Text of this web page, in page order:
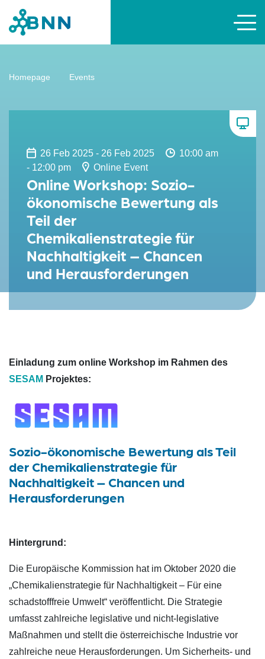
Homepage Events
26 Feb 2025 - 26 Feb 2025
10:00 am
- 12:00 pm
Online Event
Online Workshop: Sozio-
ökonomische Bewertung als
Teil der
Chemikalienstrategie für
Nachhaltigkeit – Chancen
und Herausforderungen
Einladung zum online Workshop im Rahmen des
SESAM Projektes:
Sozio-ökonomische Bewertung als Teil
der Chemikalienstrategie für
Nachhaltigkeit – Chancen und
Herausforderungen
Hintergrund:
Die Europäische Kommission hat im Oktober 2020 die
„Chemikalienstrategie für Nachhaltigkeit – Für eine
schadstofffreie Umwelt“ veröffentlicht. Die Strategie
umfasst zahlreiche legislative und nicht-legislative
Maßnahmen und stellt die österreichische Industrie vor
zahlreiche neue Herausforderungen. Um Sicherheits- und